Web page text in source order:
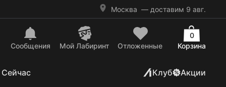
Москва — доставим 9 авг.
Сообщения Mой Лабиринт Отложенные Корзина
0
Клуб Акции